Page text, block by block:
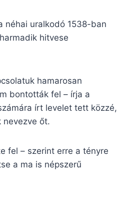
néhai uralkodó 1538-ban
hitvese
hamarosan
bontották fel – írja a
írt levelet tett közzé,
nevezve őt.
fel – szerint erre a tényre
a ma is népszerű